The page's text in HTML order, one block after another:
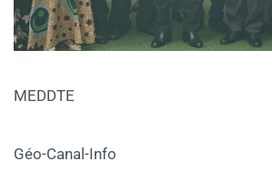
MEDDTE
Géo-Canal-Info